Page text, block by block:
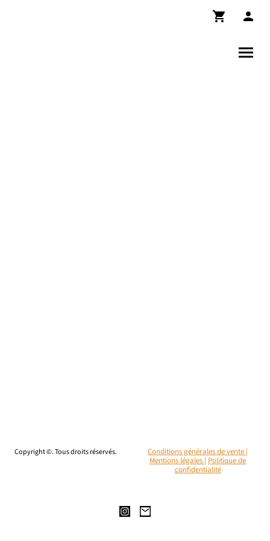
Copyright ©. Tous droits réservés.
Conditions générales de vente |
Mentions légales | Politique de
confidentialité